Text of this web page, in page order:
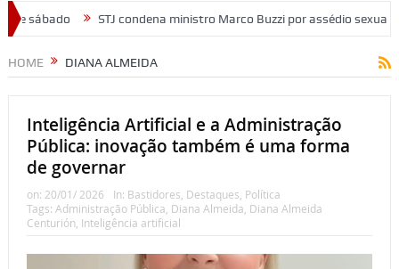
ministro Marco Buzzi por assédio sexual e importunação
HOME DIANA ALMEIDA
Inteligência Artificial e a Administração
Pública: inovação também é uma forma
de governar
on: 20/01/ 2026 In: Bastidores, Destaques, Política
Tags: Administração Pública, Diana Almeida, Diana Almeida
Centurión, Inteligência artificial